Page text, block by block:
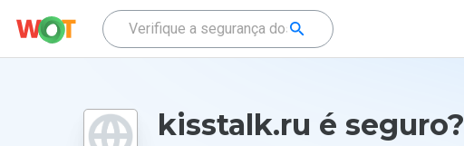
kisstalk.ru é seguro?